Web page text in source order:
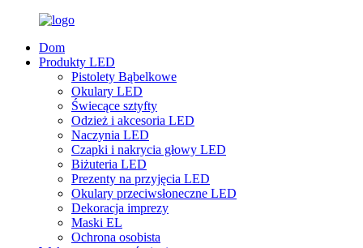
Dom
Produkty LED
Pistolety Bąbelkowe
Okulary LED
Świecące sztyfty
Odzież i akcesoria LED
Naczynia LED
Czapki i nakrycia głowy LED
Biżuteria LED
Prezenty na przyjęcia LED
Okulary przeciwsłoneczne LED
Dekoracja imprezy
Maski EL
Ochrona osobista